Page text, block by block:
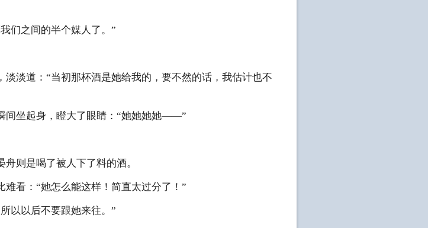
们之间的半个媒人了。”
淡道：“当初那杯酒是她给我的，要不然的话，我估计也不
坐起身，瞪大了眼睛：“她她她她——”
则是喝了被人下了料的酒。
看：“她怎么能这样！简直太过分了！”
以以后不要跟她来往。”